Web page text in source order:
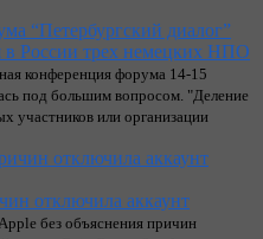
“Петербургский диалог”
в России трех немецких НПО
конференция форума 14-15
под большим вопросом. "Деление
участников или организации
отключила аккаунт
без объяснения причин